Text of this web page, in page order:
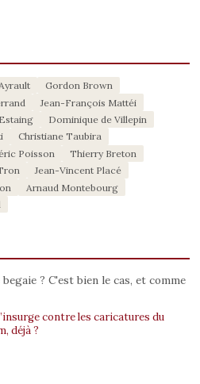
Gordon Brown
Jean-François Mattéi
Dominique de Villepin
Christiane Taubira
Poisson
Thierry Breton
Jean-Vincent Placé
Arnaud Montebourg
? C'est bien le cas, et comme
contre les caricatures du
déjà ?